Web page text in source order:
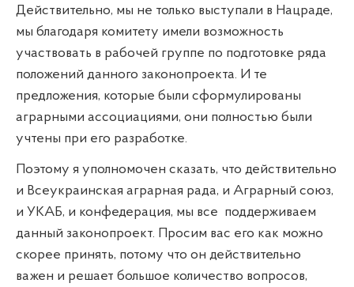
Действительно, мы не только выступали в Нацраде,
мы благодаря комитету имели возможность
участвовать в рабочей группе по подготовке ряда
положений данного законопроекта. И те
предложения, которые были сформулированы
аграрными ассоциациями, они полностью были
учтены при его разработке.
Поэтому я уполномочен сказать, что действительно
и Всеукраинская аграрная рада, и Аграрный союз,
и УКАБ, и конфедерация, мы все поддерживаем
данный законопроект. Просим вас его как можно
скорее принять, потому что он действительно
важен и решает большое количество вопросов,